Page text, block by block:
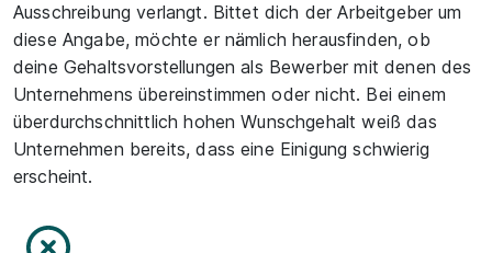
Ausschreibung verlangt. Bittet dich der Arbeitgeber um
diese Angabe, möchte er nämlich herausfinden, ob
deine Gehaltsvorstellungen als Bewerber mit denen des
Unternehmens übereinstimmen oder nicht. Bei einem
überdurchschnittlich hohen Wunschgehalt weiß das
Unternehmen bereits, dass eine Einigung schwierig
erscheint.